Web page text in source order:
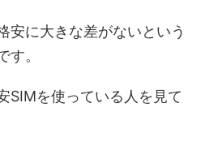
安に大きな差がないという
す。
SIMを使っている人を見て